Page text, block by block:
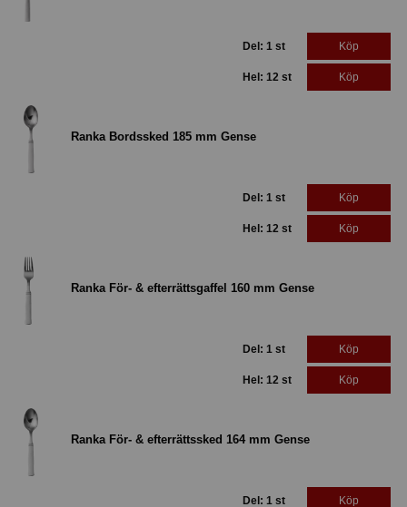
Del: 1 st Köp
Hel: 12 st Köp
Ranka Bordssked 185 mm Gense
Del: 1 st Köp
Hel: 12 st Köp
Ranka För- & efterrättsgaffel 160 mm Gense
Del: 1 st Köp
Hel: 12 st Köp
Ranka För- & efterrättssked 164 mm Gense
Del: 1 st Köp